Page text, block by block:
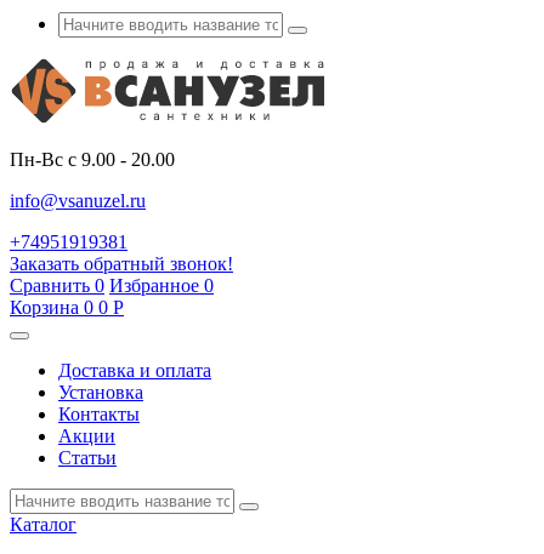
Пн-Вс с 9.00 - 20.00
info@vsanuzel.ru
+74951919381
Заказать обратный звонок!
Сравнить 0 Избранное 0
Корзина 0 0 Р
Доставка и оплата
Установка
Контакты
Акции
Статьи
Каталог